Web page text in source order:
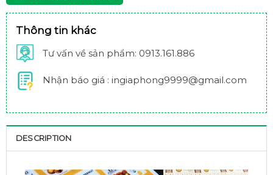
Thông tin khác
Tư vấn về sản phẩm: 0913.161.886
Nhận báo giá : ingiaphong9999@gmail.com
DESCRIPTION